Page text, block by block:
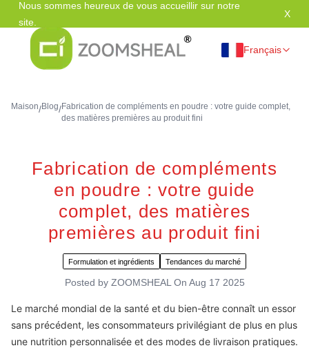
Nous sommes heureux de vous accueillir sur notre
site.
X
Français
Maison/Blog/Fabrication de compléments en poudre : votre guide complet,
des matières premières au produit fini
Fabrication de compléments
en poudre : votre guide
complet, des matières
premières au produit fini
Formulation et ingrédients Tendances du marché
Posted by ZOOMSHEAL On Aug 17 2025
Le marché mondial de la santé et du bien-être connaît un essor
sans précédent, les consommateurs privilégiant de plus en plus
une nutrition personnalisée et des modes de livraison pratiques.